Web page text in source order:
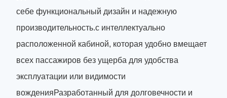
себе функциональный дизайн и надежную
производительность.с интеллектуально
расположенной кабиной, которая удобно вмещает
всех пассажиров без ущерба для удобства
эксплуатации или видимости
вожденияРазработанный для долговечности и